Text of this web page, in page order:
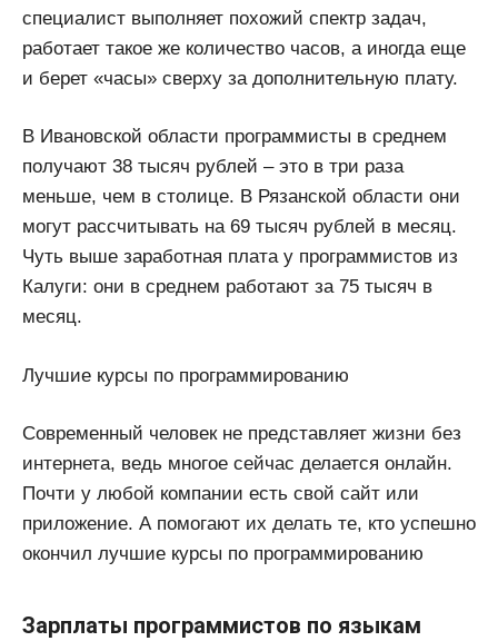
специалист выполняет похожий спектр задач,
работает такое же количество часов, а иногда еще
и берет «часы» сверху за дополнительную плату.
В Ивановской области программисты в среднем
получают 38 тысяч рублей – это в три раза
меньше, чем в столице. В Рязанской области они
могут рассчитывать на 69 тысяч рублей в месяц.
Чуть выше заработная плата у программистов из
Калуги: они в среднем работают за 75 тысяч в
месяц.
Лучшие курсы по программированию
Современный человек не представляет жизни без
интернета, ведь многое сейчас делается онлайн.
Почти у любой компании есть свой сайт или
приложение. А помогают их делать те, кто успешно
окончил лучшие курсы по программированию
Зарплаты программистов по языкам